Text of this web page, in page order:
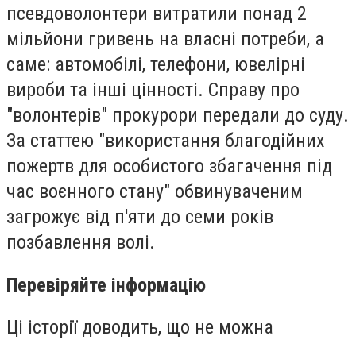
псевдоволонтери витратили понад 2
мільйони гривень на власні потреби, а
саме: автомобілі, телефони, ювелірні
вироби та інші цінності. Справу про
"волонтерів" прокурори передали до суду.
За статтею "використання благодійних
пожертв для особистого збагачення під
час воєнного стану" обвинуваченим
загрожує від п'яти до семи років
позбавлення волі.
Перевіряйте інформацію
Ці історії доводить, що не можна